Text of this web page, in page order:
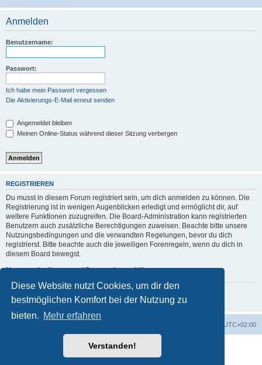
Diese Website nutzt Cookies, um dir den
bestmöglichen Komfort bei der Nutzung zu
bieten. Mehr erfahren
Verstanden!
Anmelden
Benutzername:
Passwort:
Ich habe mein Passwort vergessen
Die Aktivierungs-E-Mail erneut senden
Angemeldet bleiben
Meinen Online-Status während dieser Sitzung verbergen
REGISTRIEREN
Du musst in diesem Forum registriert sein, um dich anmelden zu können. Die
Registrierung ist in wenigen Augenblicken erledigt und ermöglicht dir, auf
weitere Funktionen zuzugreifen. Die Board-Administration kann registrierten
Benutzern auch zusätzliche Berechtigungen zuweisen. Beachte bitte unsere
Nutzungsbedingungen und die verwandten Regelungen, bevor du dich
registrierst. Bitte beachte auch die jeweiligen Forenregeln, wenn du dich in
diesem Board bewegst.
Nutzungsbedingungen|Datenschutzerklärung
Registrieren
UTC+02:00
Powered byphpBB® Forum Software © phpBB Limited
phpBB.de